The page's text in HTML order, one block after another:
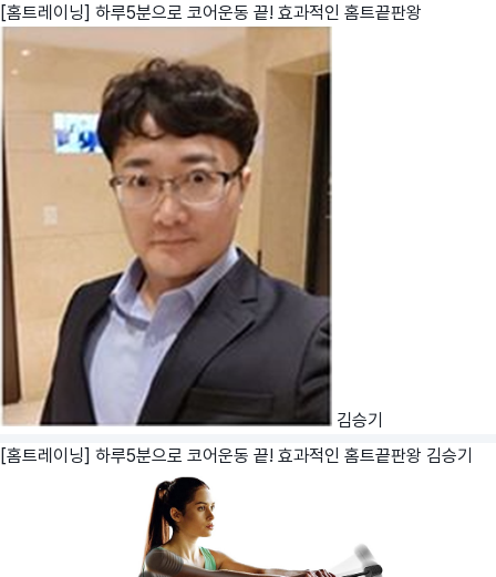
[홈트레이닝] 하루5분으로 코어운동 끝! 효과적인 홈트끝판왕
김승기
[홈트레이닝] 하루5분으로 코어운동 끝! 효과적인 홈트끝판왕 김승기